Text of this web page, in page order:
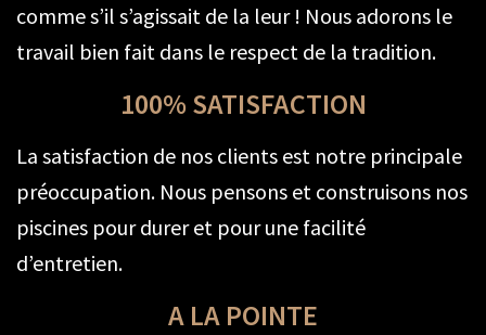
comme s’il s’agissait de la leur ! Nous adorons le
travail bien fait dans le respect de la tradition.
100% SATISFACTION
La satisfaction de nos clients est notre principale
préoccupation. Nous pensons et construisons nos
piscines pour durer et pour une facilité
d’entretien.
A LA POINTE